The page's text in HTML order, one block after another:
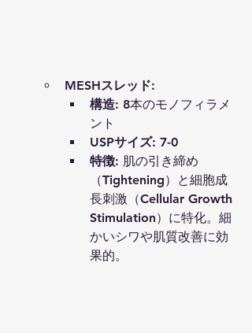
MESHスレッド:
構造: 8本のモノフィラメ
ント
USPサイズ: 7-0
特徴: 肌の引き締め
（Tightening）と細胞成
長刺激（Cellular Growth
Stimulation）に特化。細
かいシワや肌質改善に効
果的。